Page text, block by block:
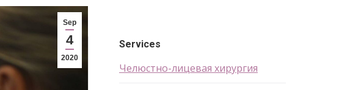
Sep
4
2020
Services
Челюстно-лицевая хирургия